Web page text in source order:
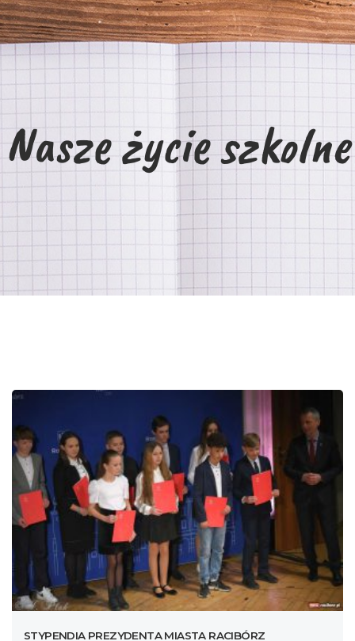
Nasze życie szkolne
STYPENDIA PREZYDENTA MIASTA RACIBÓRZ